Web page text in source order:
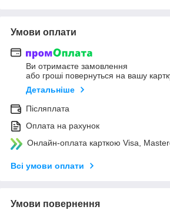
Умови оплати
Ви отримаєте замовлення
або гроші повернуться на вашу
Детальніше
Післяплата
Оплата на рахунок
Онлайн-оплата карткою Visa,
Всі умови оплати
Умови повернення